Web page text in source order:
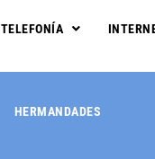
TELEFONÍA
HERMANDADES